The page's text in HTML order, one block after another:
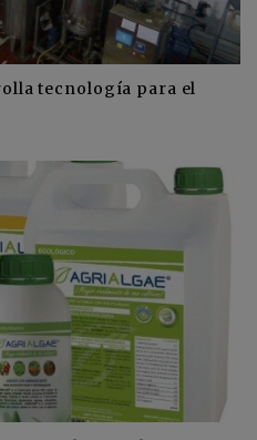
tecnología para el